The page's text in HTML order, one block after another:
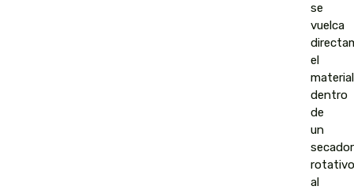
se
vuelca
el
material
dentro
de
un
secador
rotativo
al